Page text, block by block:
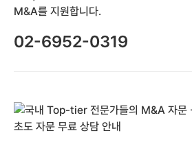
M&A를 지원합니다.
02-6952-0319